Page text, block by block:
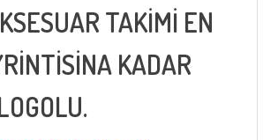
TAKİMİ EN
KADAR